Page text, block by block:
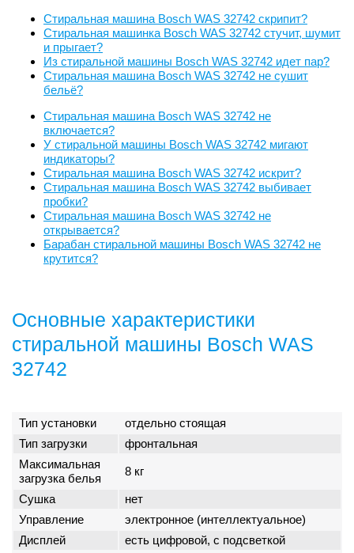
Стиральная машина Bosch WAS 32742 скрипит?
Стиральная машинка Bosch WAS 32742 стучит, шумит
и прыгает?
Из стиральной машины Bosch WAS 32742 идет пар?
Стиральная машина Bosch WAS 32742 не сушит
бельё?
Стиральная машина Bosch WAS 32742 не
включается?
У стиральной машины Bosch WAS 32742 мигают
индикаторы?
Стиральная машина Bosch WAS 32742 искрит?
Стиральная машина Bosch WAS 32742 выбивает
пробки?
Стиральная машина Bosch WAS 32742 не
открывается?
Барабан стиральной машины Bosch WAS 32742 не
крутится?
Основные характеристики
стиральной машины Bosch WAS
32742
Тип установки
отдельно стоящая
Тип загрузки
фронтальная
Максимальная
загрузка белья
8 кг
Сушка
нет
Управление
электронное (интеллектуальное)
Дисплей
есть цифровой, с подсветкой